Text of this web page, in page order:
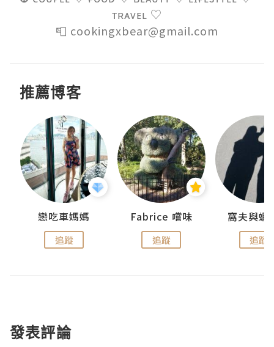
ᴛʀᴀᴠᴇʟ ♡
📮 cookingxbear@gmail.com
推薦博客
戀吃車媽媽
追蹤
Fabrice 嚐味
追蹤
窩夫與蝦
追蹤
發表評論